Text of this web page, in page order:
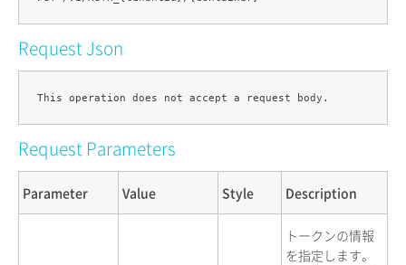
Request Json
Request Parameters
Parameter Value Style Description
トークンの情報
を指定します。